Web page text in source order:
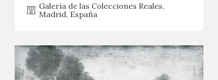
Galería de las Colecciones Reales,
Madrid, España